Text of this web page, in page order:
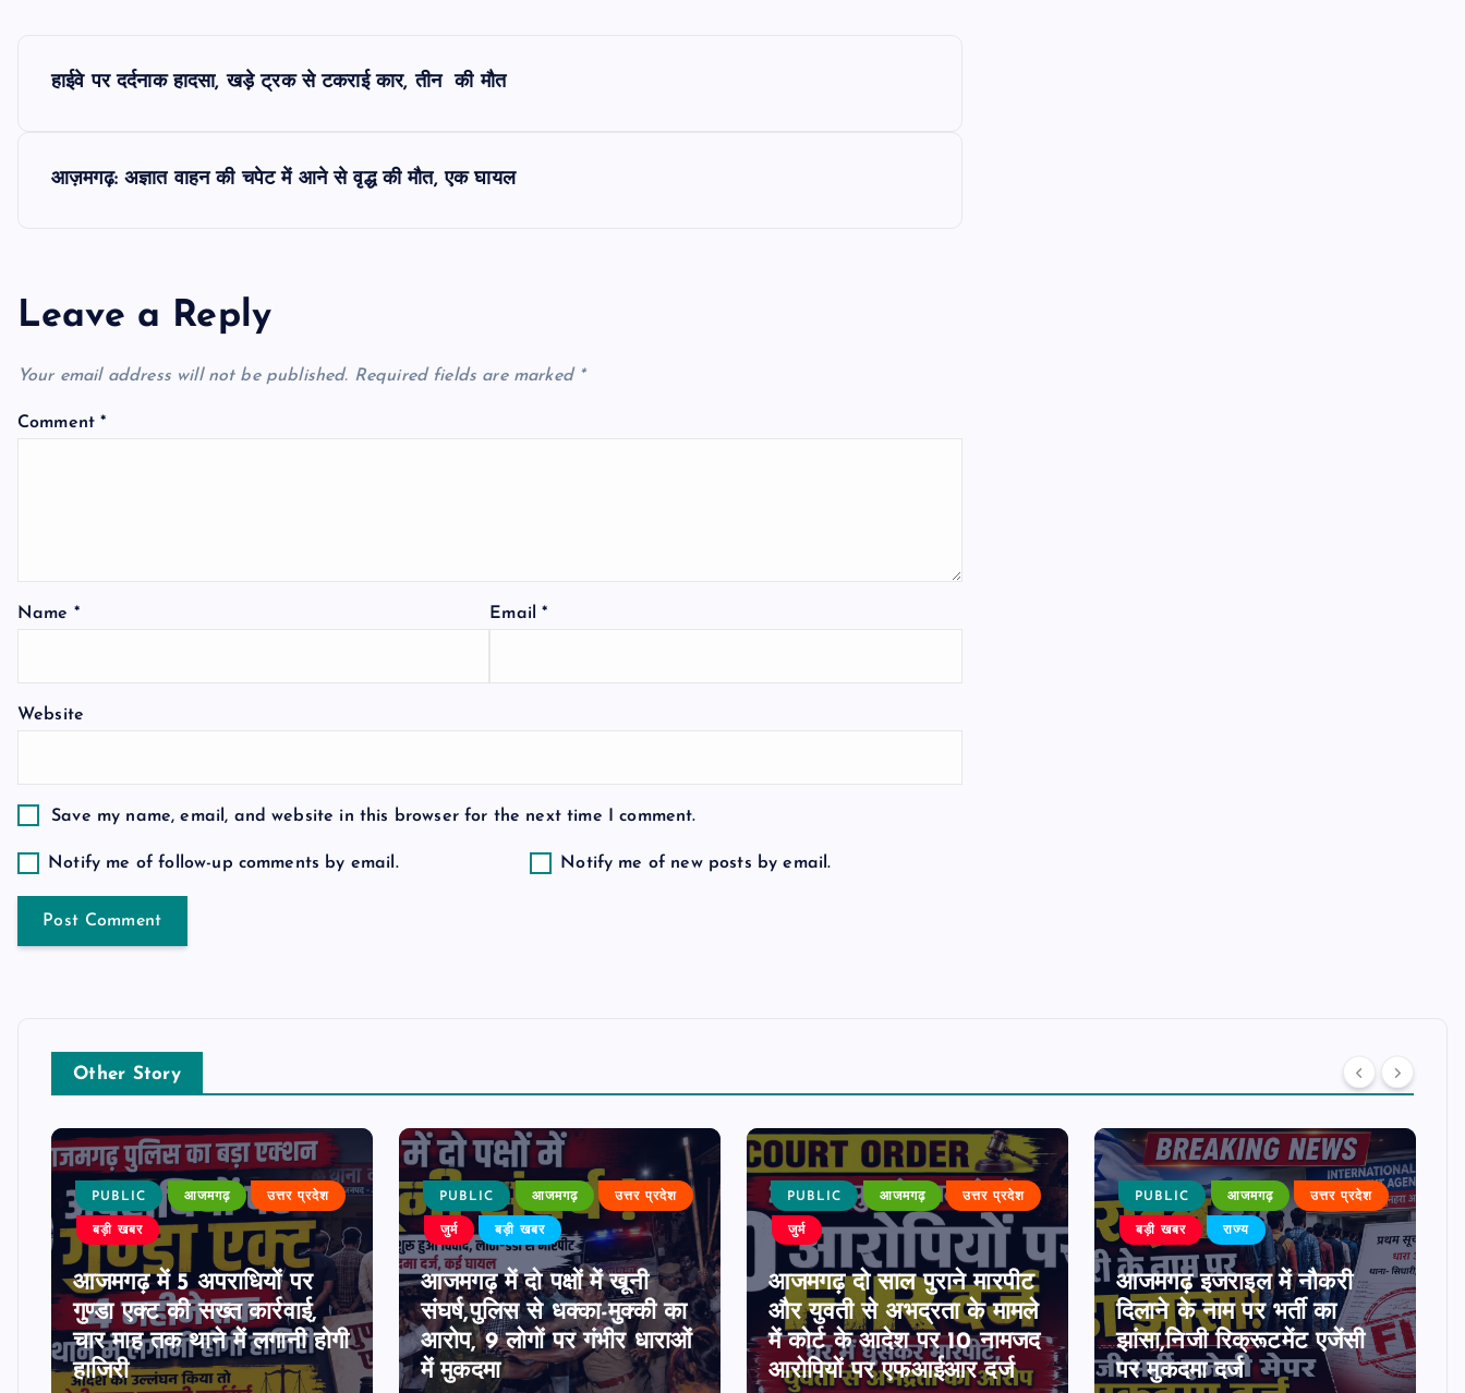
n
a
v
a
i
o
n
हाईवे पर दर्दनाक हादसा, खड़े ट्रक से टकराई कार, तीन की मौत
आज़मगढ़: अज्ञात वाहन की चपेट में आने से वृद्ध की मौत, एक घायल
Leave a Reply
Your email address will not be published. Required fields are marked *
Comment*
Name * Email*
Website
Save my name, email, and website in this browser for the next time I comment.
Notify me of follow-up comments by email. Notify me of new posts by email.
Other Story
PUBLIC आजमगढ़ उत्तर प्रदेश
बड़ी खबर
आजमगढ़ में 5 अपराधियों पर
गुण्डा एक्ट की सख्त कार्रवाई,
चार माह तक थाने में लगानी होगी
हाजिरी
PUBLIC आजमगढ़ उत्तर प्रदेश
जुर्म बड़ी खबर
आजमगढ़ में दो पक्षों में खूनी
संघर्ष,पुलिस से धक्का-मुक्की का
आरोप, 9 लोगों पर गंभीर धाराओं
में मुकदमा
PUBLIC आजमगढ़ उत्तर प्रदेश
जुर्म
आजमगढ़ दो साल पुराने मारपीट
और युवती से अभद्रता के मामले
में कोर्ट के आदेश पर 10 नामजद
आरोपियों पर एफआईआर दर्ज
PUBLIC आजमगढ़ उत्तर प्रदेश
बड़ी खबर राज्य
आजमगढ़ इजराइल में नौकरी
दिलाने के नाम पर भर्ती का
झांसा,निजी रिक्रूटमेंट एजेंसी
पर मुकदमा दर्ज